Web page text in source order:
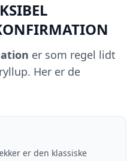
er som regel lidt
Her er de
er den klassiske